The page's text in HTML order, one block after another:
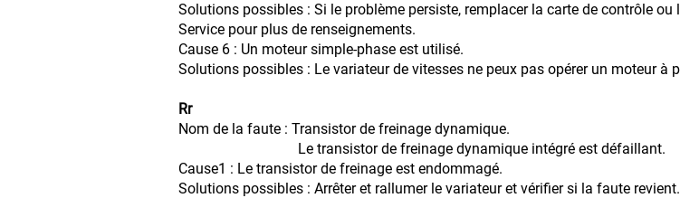
Solutions possibles : Si le problème persiste, remplacer la carte de contrôle
Service pour plus de renseignements.
Cause 6 : Un moteur simple-phase est utilisé.
Solutions possibles : Le variateur de vitesses ne peux pas opérer un moteur à
Rr
Nom de la faute : Transistor de freinage dynamique.
Le transistor de freinage dynamique intégré est défaillant.
Cause1 : Le transistor de freinage est endommagé.
Solutions possibles : Arrêter et rallumer le variateur et vérifier si la faute revient.